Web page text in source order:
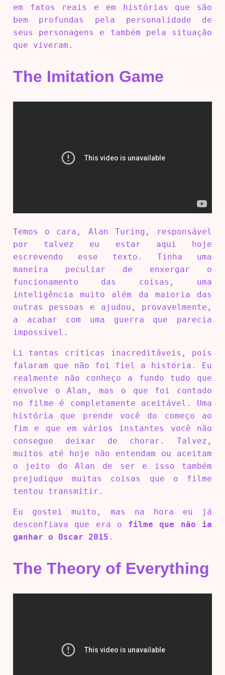
em fatos reais e em histórias que são
bem profundas pela personalidade de
seus personagens e também pela situação
que viveram.
The Imitation Game
Temos o cara, Alan Turing, responsável
por talvez eu estar aqui hoje
escrevendo esse texto. Tinha uma
maneira peculiar de enxergar o
funcionamento das coisas, uma
inteligência muito além da maioria das
outras pessoas e ajudou, provavelmente,
a acabar com uma guerra que parecia
impossível.
Li tantas críticas inacreditáveis, pois
falaram que não foi fiel a história. Eu
realmente não conheço a fundo tudo que
envolve o Alan, mas o que foi contado
no filme é completamente aceitável. Uma
história que prende você do começo ao
fim e que em vários instantes você não
consegue deixar de chorar. Talvez,
muitos até hoje não entendam ou aceitam
o jeito do Alan de ser e isso também
prejudique muitas coisas que o filme
tentou transmitir.
Eu gostei muito, mas na hora eu já
desconfiava que era o filme que não ia
ganhar o Oscar 2015 .
The Theory of Everything